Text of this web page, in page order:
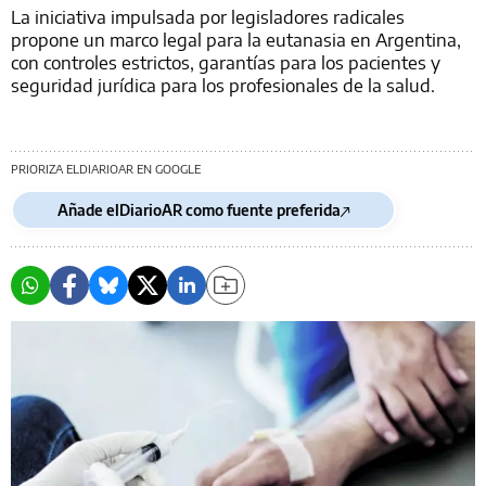
La iniciativa impulsada por legisladores radicales
propone un marco legal para la eutanasia en Argentina,
con controles estrictos, garantías para los pacientes y
seguridad jurídica para los profesionales de la salud.
PRIORIZA ELDIARIOAR EN GOOGLE
Añade elDiarioAR como fuente preferida